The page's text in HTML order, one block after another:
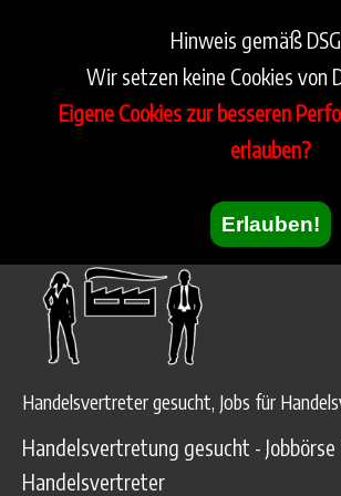
Hinweis gemäß
Wir setzen keine Cookies von
Eigene Cookies zur besseren
erlauben?
Erlauben!
Handelsvertreter gesucht, Jobs für
Handelsvertretung gesucht -
Handelsvertreter